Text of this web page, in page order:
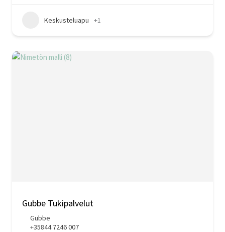
Keskusteluapu +1
Gubbe Tukipalvelut
Gubbe
+35844 7246 007